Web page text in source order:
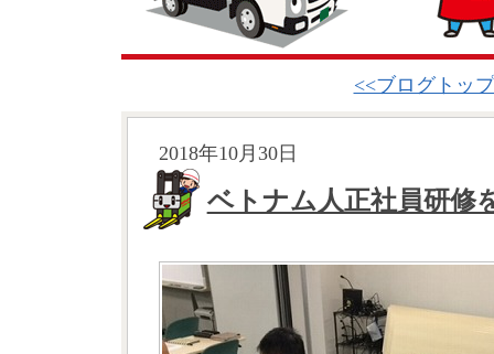
<<ブログトッ
2018年10月30日
ベトナム人正社員研修